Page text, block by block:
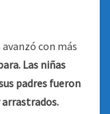
con más
Las niñas
padres fueron
arrastrados.